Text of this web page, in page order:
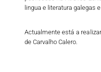
lingua e literatura galegas
Actualmente está a
de Carvalho Calero.